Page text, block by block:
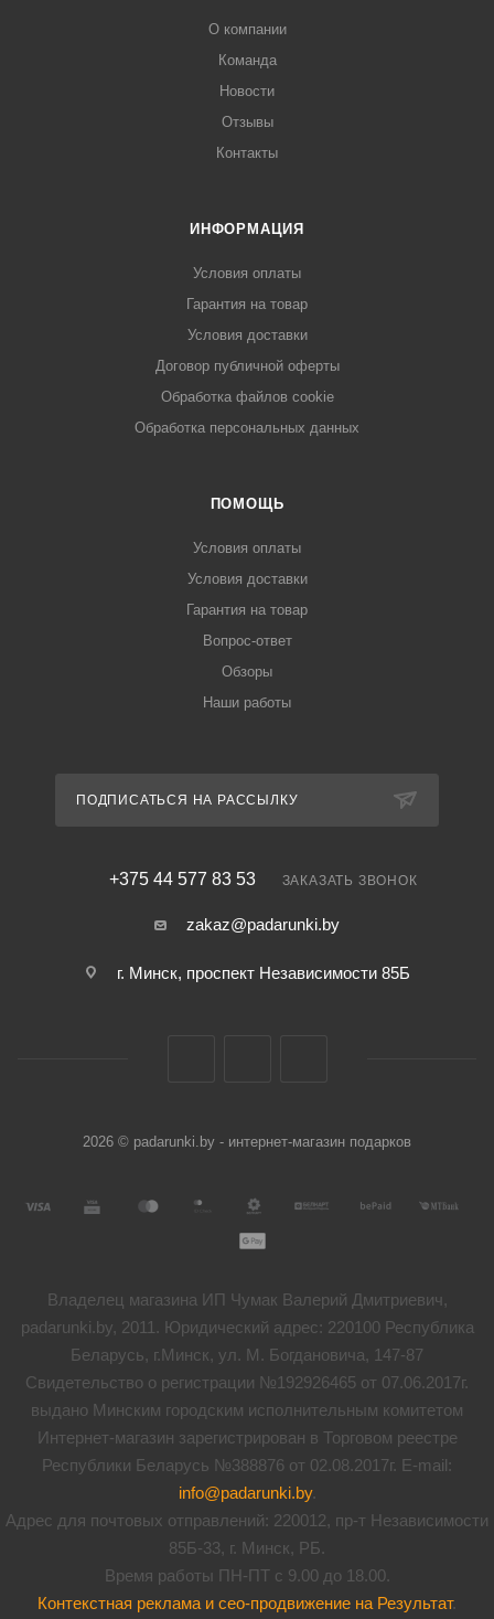
О компании
Команда
Новости
Отзывы
Контакты
ИНФОРМАЦИЯ
Условия оплаты
Гарантия на товар
Условия доставки
Договор публичной оферты
Обработка файлов cookie
Обработка персональных данных
ПОМОЩЬ
Условия оплаты
Условия доставки
Гарантия на товар
Вопрос-ответ
Обзоры
Наши работы
ПОДПИСАТЬСЯ НА РАССЫЛКУ
+375 44 577 83 53 ЗАКАЗАТЬ ЗВОНОК
zakaz@padarunki.by
г. Минск, проспект Независимости 85Б
2026 © padarunki.by - интернет-магазин подарков
Владелец магазина ИП Чумак Валерий Дмитриевич,
padarunki.by, 2011. Юридический адрес: 220100 Республика
Беларусь, г.Минск, ул. М. Богдановича, 147-87
Свидетельство о регистрации №192926465 от 07.06.2017г.
выдано Минским городским исполнительным комитетом
Интернет-магазин зарегистрирован в Торговом реестре
Республики Беларусь №388876 от 02.08.2017г. E-mail:
info@padarunki.by.
Адрес для почтовых отправлений: 220012, пр-т Независимости
85Б-33, г. Минск, РБ.
Время работы ПН-ПТ с 9.00 до 18.00.
Контекстная реклама и сео-продвижение на Результат.